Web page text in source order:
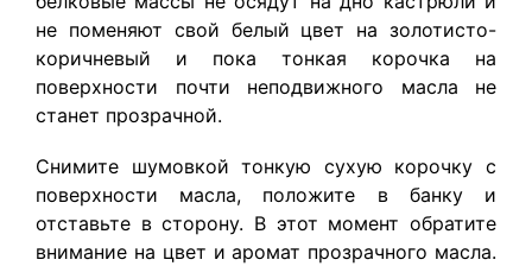
не поменяют свой белый цвет на золотисто-
коричневый и пока тонкая корочка на
поверхности почти неподвижного масла не
станет прозрачной.
Снимите шумовкой тонкую сухую корочку с
поверхности масла, положите в банку и
отставьте в сторону. В этот момент обратите
внимание на цвет и аромат прозрачного масла.